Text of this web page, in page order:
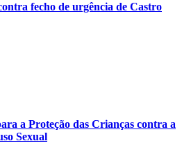
fecho de urgência de Castro
a Proteção das Crianças contra a
Sexual